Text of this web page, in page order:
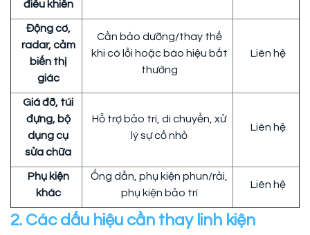
điều khiển
Động cơ,
radar, cảm
biến thị
giác
Cần bảo dưỡng/thay thế
khi có lỗi hoặc báo hiệu bất
thường
Liên hệ
Giá đỡ, túi
đựng, bộ
dụng cụ
sửa chữa
Hỗ trợ bảo trì, di chuyển, xử
lý sự cố nhỏ
Liên hệ
Phụ kiện
khác
Ống dẫn, phụ kiện phun/rải,
phụ kiện bảo trì
Liên hệ
2. Các dấu hiệu cần thay linh kiện